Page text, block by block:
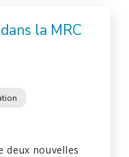
la MRC
deux nouvelles